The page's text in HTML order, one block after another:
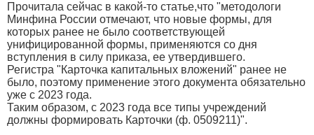
Прочитала сейчас в какой-то статье,что "методологи
Минфина России отмечают, что новые формы, для
которых ранее не было соответствующей
унифицированной формы, применяются со дня
вступления в силу приказа, ее утвердившего.
Регистра "Карточка капитальных вложений" ранее не
было, поэтому применение этого документа обязательно
уже с 2023 года.
Таким образом, с 2023 года все типы учреждений
должны формировать Карточки (ф. 0509211)".